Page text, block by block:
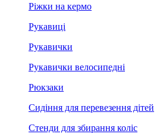
Ріжки на кермо
Рукавиці
Рукавички
Рукавички велосипедні
Рюкзаки
Сидіння для перевезення дітей
Стенди для збирання коліс